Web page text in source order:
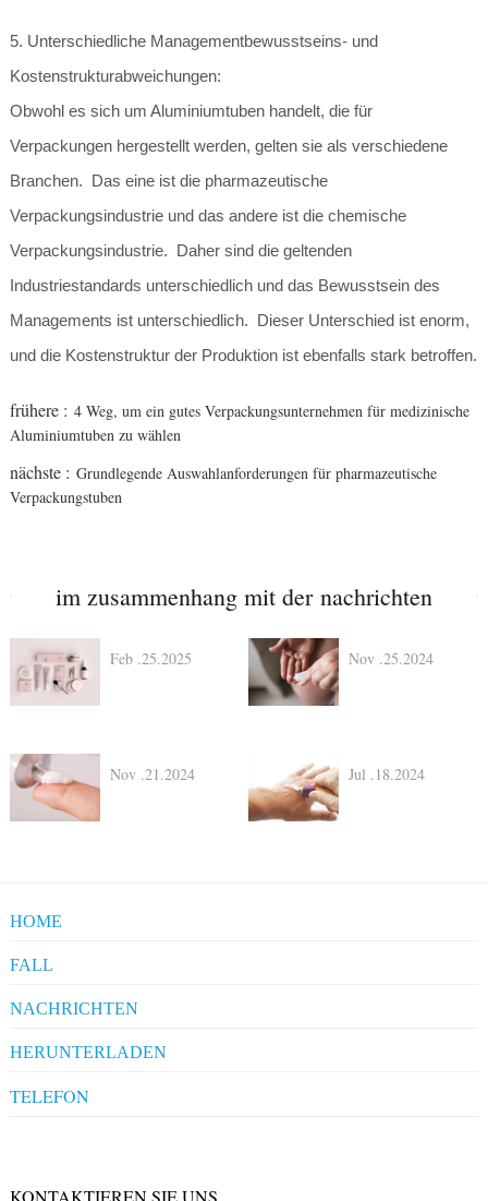
5. Unterschiedliche Managementbewusstseins- und
Kostenstrukturabweichungen:
Obwohl es sich um Aluminiumtuben handelt, die für
Verpackungen hergestellt werden, gelten sie als verschiedene
Branchen. Das eine ist die pharmazeutische
Verpackungsindustrie und das andere ist die chemische
Verpackungsindustrie. Daher sind die geltenden
Industriestandards unterschiedlich und das Bewusstsein des
Managements ist unterschiedlich. Dieser Unterschied ist enorm,
und die Kostenstruktur der Produktion ist ebenfalls stark betroffen.
frühere : 4 Weg, um ein gutes Verpackungsunternehmen für medizinische
Aluminiumtuben zu wählen
nächste : Grundlegende Auswahlanforderungen für pharmazeutische
Verpackungstuben
im zusammenhang mit der nachrichten
Feb .25.2025 Nov .25.2024
Nov .21.2024 Jul .18.2024
HOME
FALL
Pharmaceuticals
Clients' Comments
NACHRICHTEN
Industrial News
HERUNTERLADEN
Company Compliance
TELEFON
KONTAKTIEREN SIE UNS